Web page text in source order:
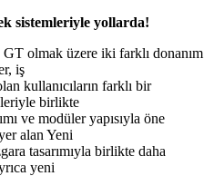
sistemleriyle yollarda!
olmak üzere iki farklı donanım
iş
kullanıcıların farklı bir
birlikte
ve modüler yapısıyla öne
alan Yeni
tasarımıyla birlikte daha
yeni